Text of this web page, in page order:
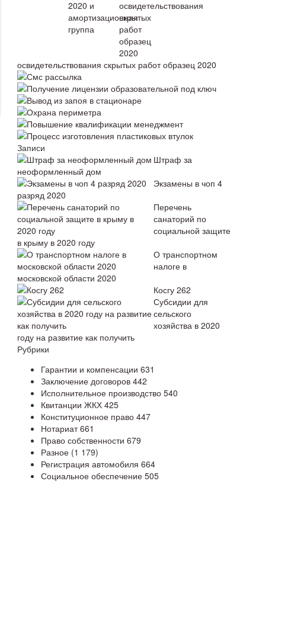
освидетельствования скрытых работ образец 2020
Смс рассылка
Получение лицензии образовательной под ключ
Вывод из запоя в стационаре
Охрана периметра
Повышение квалификации менеджмент
Процесс изготовления пластиковых втулок
Записи
Штраф за
неоформленный дом
Экзамены в чоп 4
разряд 2020
Перечень
санаторий по
социальной защите
в крыму в 2020 году
О транспортном
налоге в
московской области 2020
Косгу 262
Субсидии для
сельского
хозяйства в 2020
году на развитие как получить
Рубрики
Гарантии и компенсации 631
Заключение договоров 442
Исполнительное производство 540
Квитанции ЖКХ 425
Конституционное право 447
Нотариат661
Право собственности 679
Разное (1 179)
Регистрация автомобиля 664
Социальное обеспечение 505